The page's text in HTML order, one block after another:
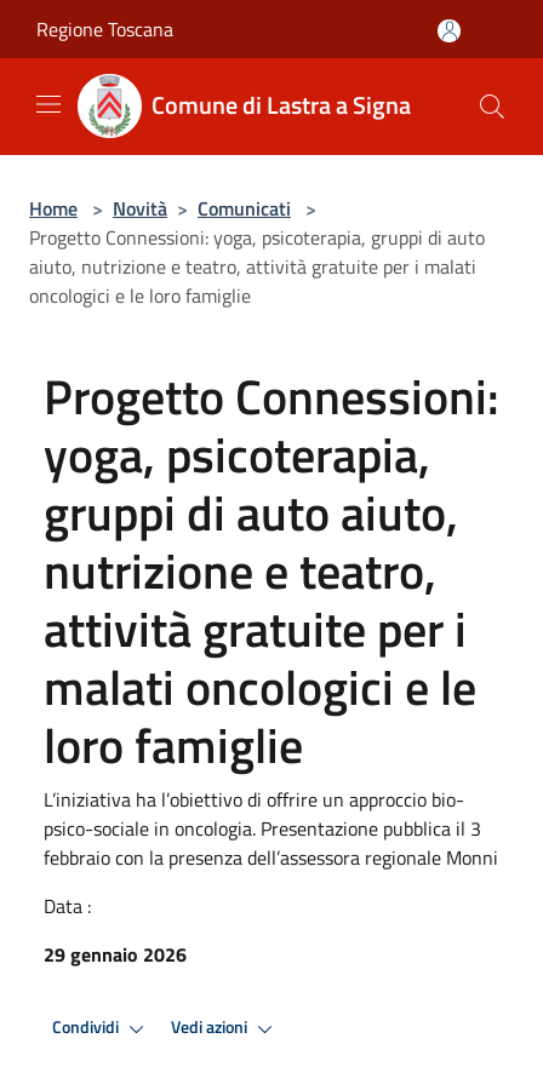
Regione Toscana
Comune di Lastra a Signa
Home > Novità > Comunicati >
Progetto Connessioni: yoga, psicoterapia, gruppi di auto
aiuto, nutrizione e teatro, attività gratuite per i malati
oncologici e le loro famiglie
Progetto Connessioni:
yoga, psicoterapia,
gruppi di auto aiuto,
nutrizione e teatro,
attività gratuite per i
malati oncologici e le
loro famiglie
L’iniziativa ha l’obiettivo di offrire un approccio bio-
psico-sociale in oncologia. Presentazione pubblica il 3
febbraio con la presenza dell’assessora regionale Monni
Data :
29 gennaio 2026
Condividi Vedi azioni